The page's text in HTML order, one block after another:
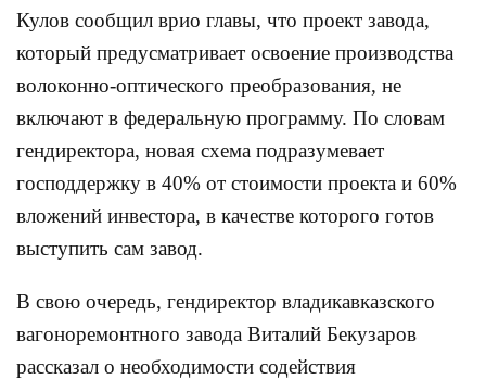
Кулов сообщил врио главы, что проект завода,
который предусматривает освоение производства
волоконно-оптического преобразования, не
включают в федеральную программу. По словам
гендиректора, новая схема подразумевает
господдержку в 40% от стоимости проекта и 60%
вложений инвестора, в качестве которого готов
выступить сам завод.
В свою очередь, гендиректор владикавказского
вагоноремонтного завода Виталий Бекузаров
рассказал о необходимости содействия